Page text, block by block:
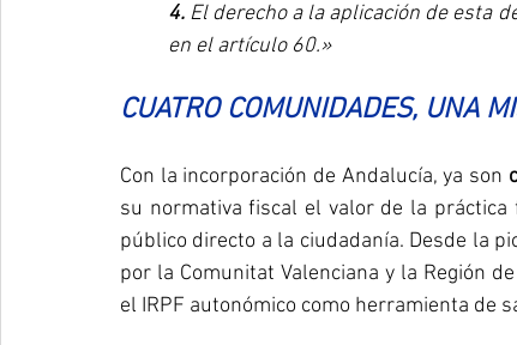
4. El derecho a la aplicación de esta
en el artículo 60.»
CUATRO COMUNIDADES, UNA
Con la incorporación de Andalucía, ya son
su normativa fiscal el valor de la práctica
público directo a la ciudadanía. Desde la
por la Comunitat Valenciana y la Región
el IRPF autonómico como herramienta de